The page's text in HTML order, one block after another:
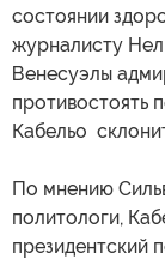
состоянии
журналисту
Венесуэлы
противостоять
Кабельо
По мнению
политологи,
президентский